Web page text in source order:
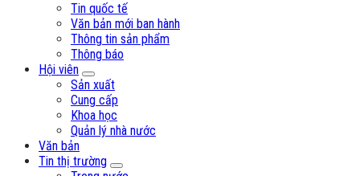
Tin quốc tế
Văn bản mới ban hành
Thông tin sản phẩm
Thông báo
Hội viên
Sản xuất
Cung cấp
Khoa học
Quản lý nhà nước
Văn bản
Tin thị trường